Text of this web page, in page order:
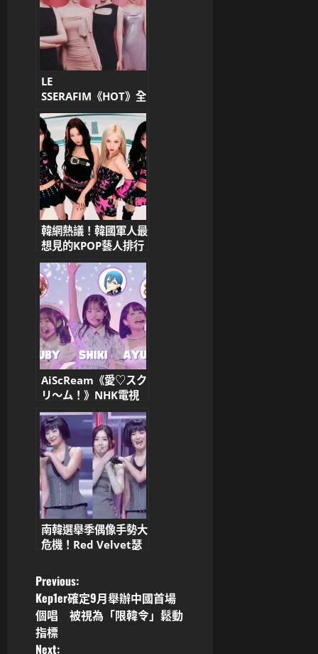
LE
SSERAFIM《HOT》全
球發威 橫掃
Billboard、Spotify
多項排行榜
韓網熱議！韓國軍人最
想見的KPOP藝人排行
榜TOP10出爐！
aespa奪冠、IU、
fromis_9人氣超高 唯
一男藝人BTS超吸睛
AiScReam《愛♡スク
リ～ム！》NHK電視
首秀掀爆洗腦旋風 迷
因狂潮紅到全世界
南韓選舉季偶像手勢大
危機！Red Velvet瑟
Irene神救援、
NMIXX薛侖V手勢秒
切換、太妍曼谷和平手
勢秒收手、ILLIT 沅禧
全手指化解尷尬 粉絲
笑中帶心疼
P
o
s
Previous:
Kep1er確定9月舉辦中國首場
個唱 被視為「限韓令」鬆動
指標
Next: